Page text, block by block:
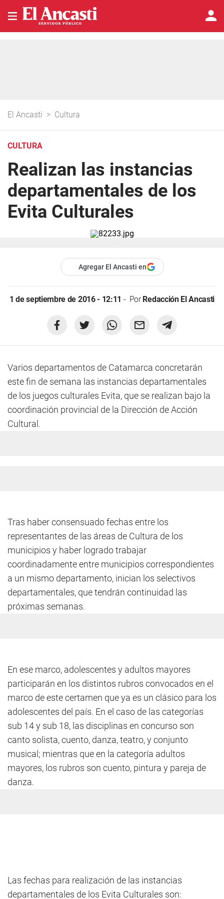
El Ancasti > Cultura
CULTURA
Realizan las instancias
departamentales de los
Evita Culturales
Agregar El Ancasti en
1 de septiembre de 2016 - 12:11 PorRedacción El Ancasti
Varios departamentos de Catamarca concretarán
este fin de semana las instancias departamentales
de los juegos culturales Evita, que se realizan bajo la
coordinación provincial de la Dirección de Acción
Cultural.
Tras haber consensuado fechas entre los
representantes de las áreas de Cultura de los
municipios y haber logrado trabajar
coordinadamente entre municipios correspondientes
a un mismo departamento, inician los selectivos
departamentales, que tendrán continuidad las
próximas semanas.
En ese marco, adolescentes y adultos mayores
participarán en los distintos rubros convocados en el
marco de este certamen que ya es un clásico para los
adolescentes del país. En el caso de las categorías
sub 14 y sub 18, las disciplinas en concurso son
canto solista, cuento, danza, teatro, y conjunto
musical; mientras que en la categoría adultos
mayores, los rubros son cuento, pintura y pareja de
danza.
Las fechas para realización de las instancias
departamentales de los Evita Culturales son: